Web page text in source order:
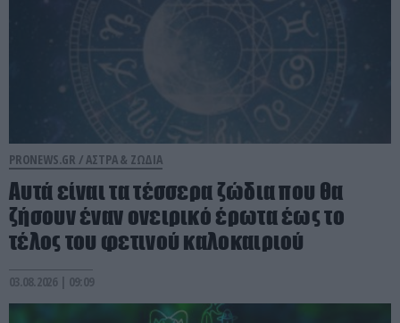
PRONEWS.GR /ΑΣΤΡΑ & ΖΩΔΙΑ
Αυτά είναι τα τέσσερα ζώδια που θα
ζήσουν έναν ονειρικό έρωτα έως το
τέλος του φετινού καλοκαιριού
03.08.2026 | 09:09